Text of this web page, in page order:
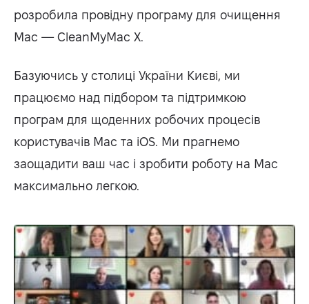
розробила провідну програму для очищення
Mac — CleanMyMac X.
Базуючись у столиці України Києві, ми
працюємо над підбором та підтримкою
програм для щоденних робочих процесів
користувачів Mac та iOS. Ми прагнемо
заощадити ваш час і зробити роботу на Mac
максимально легкою.